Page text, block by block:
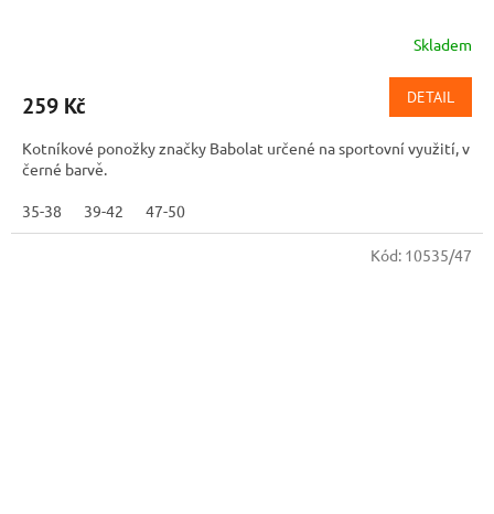
Skladem
259 Kč DETAIL
Kotníkové ponožky značky Babolat určené na sportovní využití, v
černé barvě.
35-38 39-42 47-50
Kód: 10535/47